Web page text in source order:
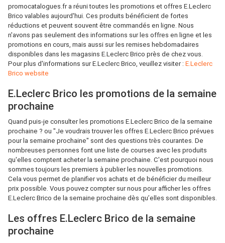
promocatalogues.fr a réuni toutes les promotions et offres E.Leclerc
Brico valables aujourd'hui. Ces produits bénéficient de fortes
réductions et peuvent souvent être commandés en ligne. Nous
n'avons pas seulement des informations sur les offres en ligne et les
promotions en cours, mais aussi sur les remises hebdomadaires
disponibles dans les magasins E.Leclerc Brico près de chez vous.
Pour plus d'informations sur E.Leclerc Brico, veuillez visiter : E.Leclerc
Brico website
E.Leclerc Brico les promotions de la semaine
prochaine
Quand puis-je consulter les promotions E.Leclerc Brico de la semaine
prochaine ? ou "Je voudrais trouver les offres E.Leclerc Brico prévues
pour la semaine prochaine" sont des questions très courantes. De
nombreuses personnes font une liste de courses avec les produits
qu'elles comptent acheter la semaine prochaine. C'est pourquoi nous
sommes toujours les premiers à publier les nouvelles promotions.
Cela vous permet de planifier vos achats et de bénéficier du meilleur
prix possible. Vous pouvez compter sur nous pour afficher les offres
E.Leclerc Brico de la semaine prochaine dès qu’elles sont disponibles.
Les offres E.Leclerc Brico de la semaine
prochaine